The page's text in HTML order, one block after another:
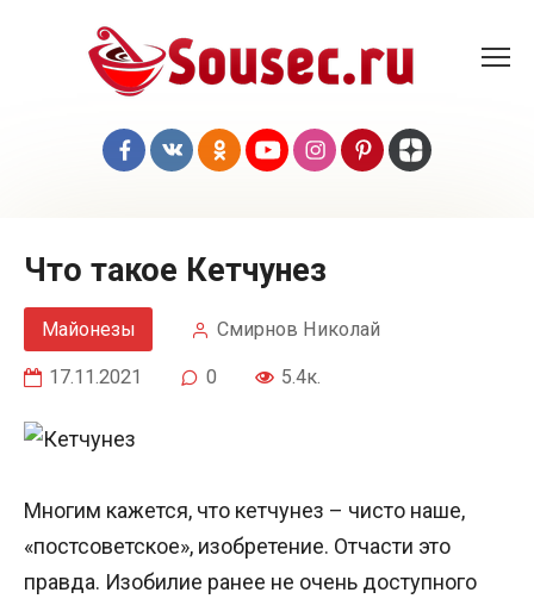
Что такое Кетчунез
Майонезы Смирнов Николай
17.11.2021 0 5.4к.
Многим кажется, что кетчунез – чисто наше,
«постсоветское», изобретение. Отчасти это
правда. Изобилие ранее не очень доступного